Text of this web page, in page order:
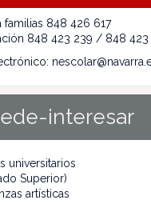
familias 848 426 617
848 423 239 / 848 423
interesar
universitarios
Superior)
artísticas